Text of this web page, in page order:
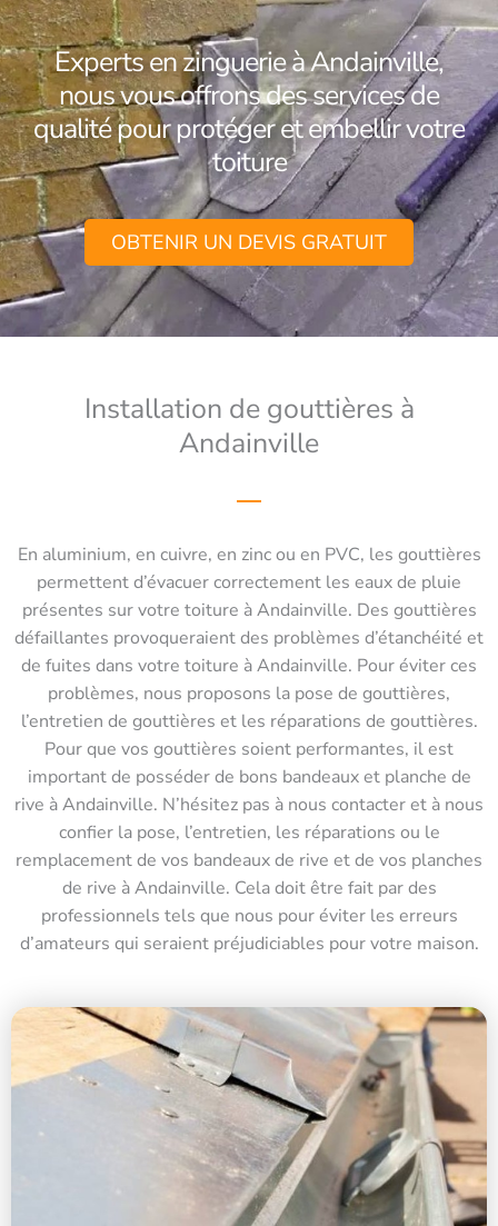
Experts en zinguerie à Andainville,
nous vous offrons des services de
qualité pour protéger et embellir votre
toiture
OBTENIR UN DEVIS GRATUIT
Installation de gouttières à
Andainville
En aluminium, en cuivre, en zinc ou en PVC, les gouttières
permettent d’évacuer correctement les eaux de pluie
présentes sur votre toiture à Andainville. Des gouttières
défaillantes provoqueraient des problèmes d’étanchéité et
de fuites dans votre toiture à Andainville. Pour éviter ces
problèmes, nous proposons la pose de gouttières,
l’entretien de gouttières et les réparations de gouttières.
Pour que vos gouttières soient performantes, il est
important de posséder de bons bandeaux et planche de
rive à Andainville. N’hésitez pas à nous contacter et à nous
confier la pose, l’entretien, les réparations ou le
remplacement de vos bandeaux de rive et de vos planches
de rive à Andainville. Cela doit être fait par des
professionnels tels que nous pour éviter les erreurs
d’amateurs qui seraient préjudiciables pour votre maison.